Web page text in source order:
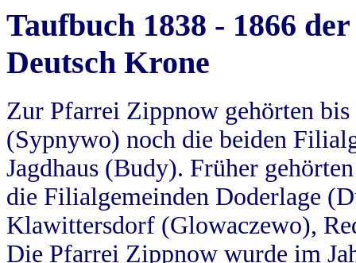
Taufbuch 1838 - 1866
Deutsch Krone
Zur Pfarrei Zippnow gehörten
(Sypnywo) noch die beiden
Jagdhaus (Budy). Früher
die Filialgemeinden Doderlage
Klawittersdorf (Glowaczewo),
Die Pfarrei Zippnow wurde im